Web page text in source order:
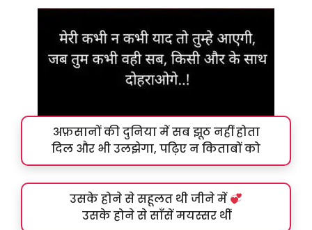
अफ़सानों की दुनिया में सब झूठ नहीं होता
दिल और भी उलझेगा, पढ़िए न किताबों को
उसके होने से सहूलत थी जीने में
उसके होने से साँसें मयस्सर थीं